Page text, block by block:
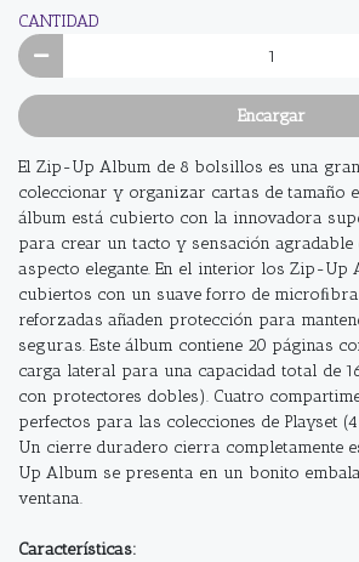
CANTIDAD
Encargar
El Zip-Up Album de 8 bolsillos es una
coleccionar y organizar cartas de tamaño
álbum está cubierto con la innovadora
para crear un tacto y sensación
aspecto elegante. En el interior los Zip-Up
cubiertos con un suave forro de
reforzadas añaden protección para
seguras. Este álbum contiene 20 páginas
carga lateral para una capacidad total de
con protectores dobles). Cuatro
perfectos para las colecciones de Playset
Un cierre duradero cierra completamente
Up Album se presenta en un bonito
ventana.
Características: